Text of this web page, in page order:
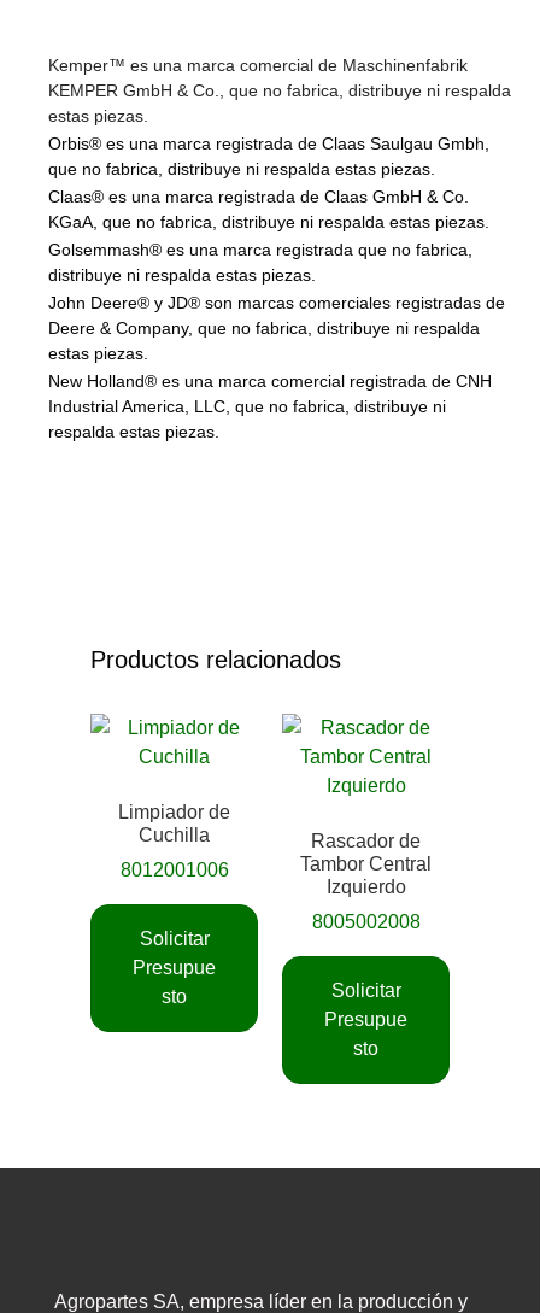
Kemper™ es una marca comercial de Maschinenfabrik
KEMPER GmbH & Co., que no fabrica, distribuye ni respalda
estas piezas.
Orbis® es una marca registrada de Claas Saulgau Gmbh,
que no fabrica, distribuye ni respalda estas piezas.
Claas® es una marca registrada de Claas GmbH & Co.
KGaA, que no fabrica, distribuye ni respalda estas piezas.
Golsemmash® es una marca registrada que no fabrica,
distribuye ni respalda estas piezas.
John Deere® y JD® son marcas comerciales registradas de
Deere & Company, que no fabrica, distribuye ni respalda
estas piezas.
New Holland® es una marca comercial registrada de CNH
Industrial America, LLC, que no fabrica, distribuye ni
respalda estas piezas.
Productos relacionados
Limpiador de
Cuchilla
8012001006
Solicitar
Presupue
sto
Rascador de
Tambor Central
Izquierdo
8005002008
Solicitar
Presupue
sto
Agropartes SA, empresa líder en la producción y